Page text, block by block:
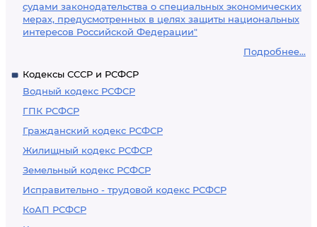
судами законодательства о специальных экономических
мерах, предусмотренных в целях защиты национальных
интересов Российской Федерации"
Подробнее...
Кодексы СССР и РСФСР
Водный кодекс РСФСР
ГПК РСФСР
Гражданский кодекс РСФСР
Жилищный кодекс РСФСР
Земельный кодекс РСФСР
Исправительно - трудовой кодекс РСФСР
КоАП РСФСР